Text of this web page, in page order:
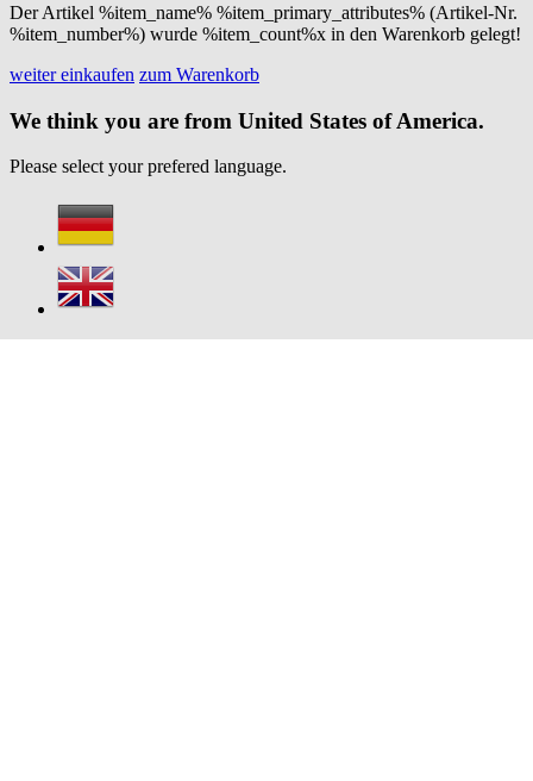
Der Artikel %item_name% %item_primary_attributes% (Artikel-Nr.
%item_number%) wurde %item_count%x in den Warenkorb gelegt!
weiter einkaufen zum Warenkorb
We think you are from United States of America.
Please select your prefered language.